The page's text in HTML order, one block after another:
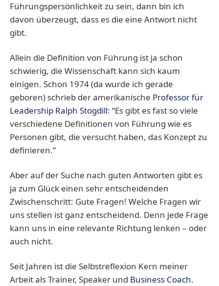
Führungspersönlichkeit zu sein, dann bin ich
davon überzeugt, dass es die eine Antwort nicht
gibt.
Allein die Definition von Führung ist ja schon
schwierig, die Wissenschaft kann sich kaum
einigen. Schon 1974 (da wurde ich gerade
geboren) schrieb der amerikanische Professor für
Leadership Ralph Stogdill: “Es gibt es fast so viele
verschiedene Definitionen von Führung wie es
Personen gibt, die versucht haben, das Konzept zu
definieren.”
Aber auf der Suche nach guten Antworten gibt es
ja zum Glück einen sehr entscheidenden
Zwischenschritt: Gute Fragen! Welche Fragen wir
uns stellen ist ganz entscheidend. Denn jede Frage
kann uns in eine relevante Richtung lenken – oder
auch nicht.
Seit Jahren ist die Selbstreflexion Kern meiner
Arbeit als Trainer, Speaker und Business Coach.